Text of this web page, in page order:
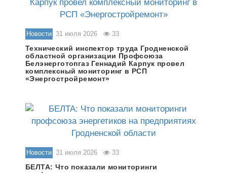
Новости 31 июля 2026 33
Технический инспектор труда Гродненской
областной организации Профсоюза
Белэнерготопгаз Геннадий Карпук провел
комплексный мониторинг в РСП
«Энергостройремонт»
Новости 31 июля 2026 33
БЕЛТА: Что показали мониторинги